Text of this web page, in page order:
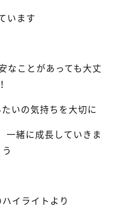
います
なことがあっても大丈
いの気持ちを大切に
一緒に成長していきま
イライトより